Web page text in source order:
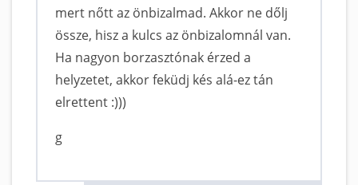
mert nőtt az önbizalmad. Akkor ne dőlj
össze, hisz a kulcs az önbizalomnál van.
Ha nagyon borzasztónak érzed a
helyzetet, akkor feküdj kés alá-ez tán
elrettent :)))
g